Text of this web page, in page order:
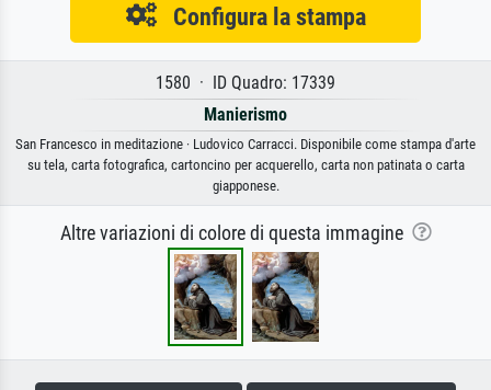
Configura la stampa
1580 · ID Quadro: 17339
Manierismo
San Francesco in meditazione · Ludovico Carracci. Disponibile come stampa d'arte
su tela, carta fotografica, cartoncino per acquerello, carta non patinata o carta
giapponese.
Altre variazioni di colore di questa immagine